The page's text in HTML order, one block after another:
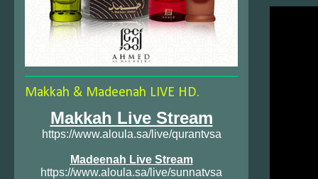
Makkah & Madeenah LIVE HD.
Makkah Live Stream
https://www.aloula.sa/live/qurantvsa
Madeenah Live Stream
https://www.aloula.sa/live/sunnatvsa